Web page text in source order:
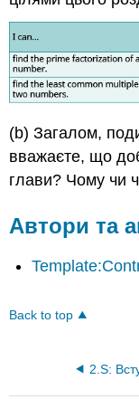
(b) Загалом,
вважаєте, що
глави? Чому чи
Автори та
Back to top